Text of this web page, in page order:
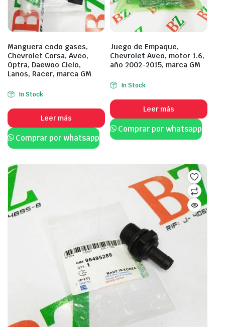
Manguera codo gases,
Chevrolet Corsa, Aveo,
Optra, Daewoo Cielo,
Lanos, Racer, marca GM
In Stock
Leer más
Comprar por whatsapp
Juego de Empaque,
Chevrolet Aveo, motor 1.6,
año 2002-2015, marca GM
In Stock
Leer más
Comprar por whatsapp